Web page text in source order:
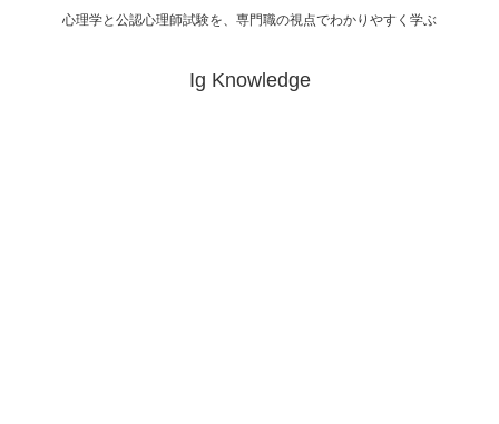
心理学と公認心理師試験を、専門職の視点でわかりやすく学ぶ
Ig Knowledge